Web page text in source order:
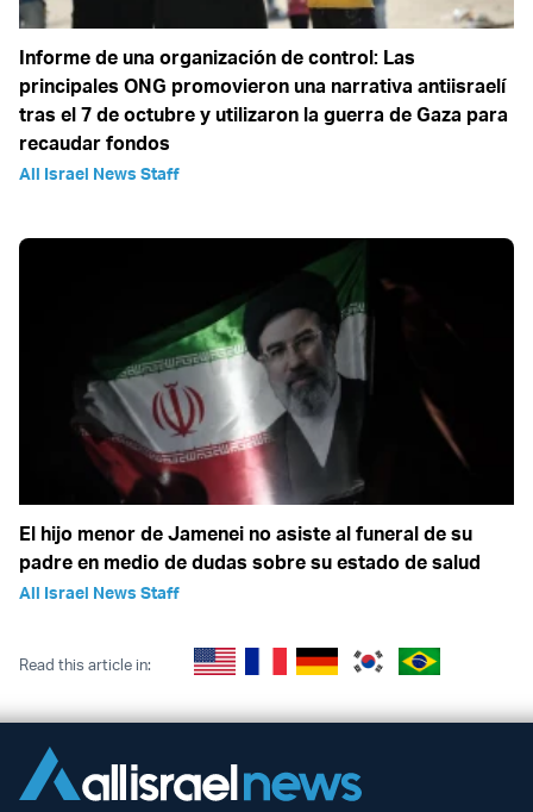
Informe de una organización de control: Las
principales ONG promovieron una narrativa antiisraelí
tras el 7 de octubre y utilizaron la guerra de Gaza para
recaudar fondos
All Israel News Staff
El hijo menor de Jamenei no asiste al funeral de su
padre en medio de dudas sobre su estado de salud
All Israel News Staff
Read this article in: